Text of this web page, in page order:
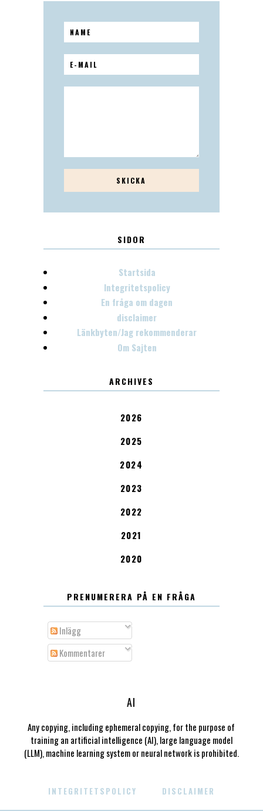
SIDOR
Startsida
Integritetspolicy
En fråga om dagen
disclaimer
Länkbyten/Jag rekommenderar
Om Sajten
ARCHIVES
2026
2025
2024
2023
2022
2021
2020
PRENUMERERA PÅ EN FRÅGA
Inlägg
Kommentarer
AI
Any copying, including ephemeral copying, for the purpose of
training an artificial intelligence (AI), large language model
(LLM), machine learning system or neural network is prohibited.
INTEGRITETSPOLICY DISCLAIMER